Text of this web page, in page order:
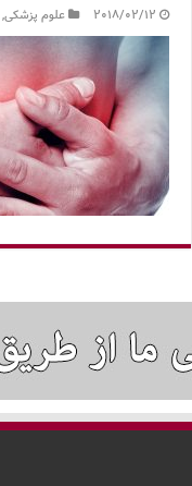
2018/02/12 علوم پزشکی,